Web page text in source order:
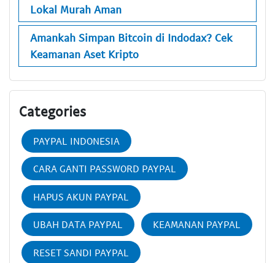
Lokal Murah Aman
Amankah Simpan Bitcoin di Indodax? Cek
Keamanan Aset Kripto
Categories
PAYPAL INDONESIA
CARA GANTI PASSWORD PAYPAL
HAPUS AKUN PAYPAL
UBAH DATA PAYPAL KEAMANAN PAYPAL
RESET SANDI PAYPAL